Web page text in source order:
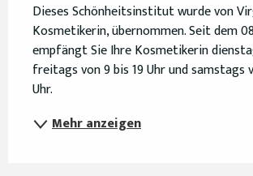
Dieses Schönheitsinstitut wurde von
Kosmetikerin, übernommen. Seit dem
empfängt Sie Ihre Kosmetikerin
freitags von 9 bis 19 Uhr und samstags
Uhr.
Mehr anzeigen